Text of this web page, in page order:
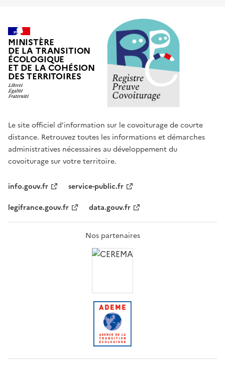
MINISTÈRE
DE LA TRANSITION
ÉCOLOGIQUE
ET DE LA COHÉSION
DES TERRITOIRES
Le site officiel d’information sur le covoiturage de courte
distance. Retrouvez toutes les informations et démarches
administratives nécessaires au développement du
covoiturage sur votre territoire.
info.gouv.fr
service-public.fr
legifrance.gouv.fr
data.gouv.fr
Nos partenaires